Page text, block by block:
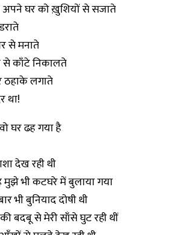
घर को ख़ुशियों से सजाते
से मनाते
काँटे निकालते
ठहाके लगाते
था!
घर ढह गया है
देख रही थी
मुझे भी कटघरे में बुलाया गया
भी बुनियाद दोषी थी
बदबू से मेरी साँसे घुट रही थीं